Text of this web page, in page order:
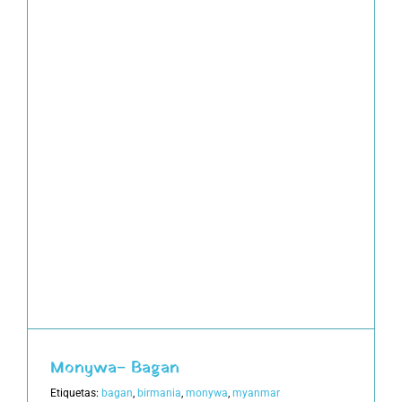
Monywa– Bagan
Etiquetas: bagan, birmania, monywa, myanmar